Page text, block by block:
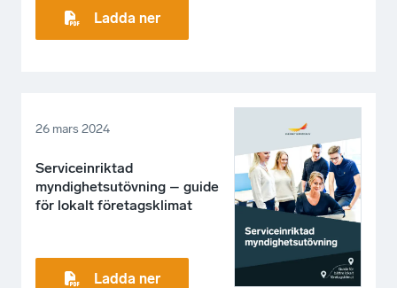
Ladda ner
26 mars 2024
Serviceinriktad
myndighetsutövning – guide
för lokalt företagsklimat
Ladda ner